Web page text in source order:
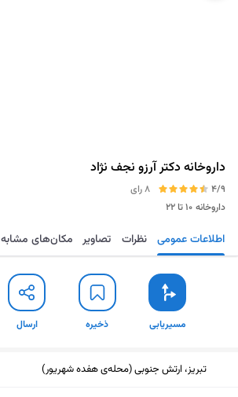
داروخانه دکتر آرزو نجف نژاد
4/9
8 رای
داروخانه ۱۰ تا ۲۲
مسیریابی ذخیره ارسال اطلاعات عمومی نظرات تصاویر مکان‌های مشابه
مسیریابی ذخیره ارسال
تبریز، ارتش جنوبی (محله‌ی هفده شهریور)